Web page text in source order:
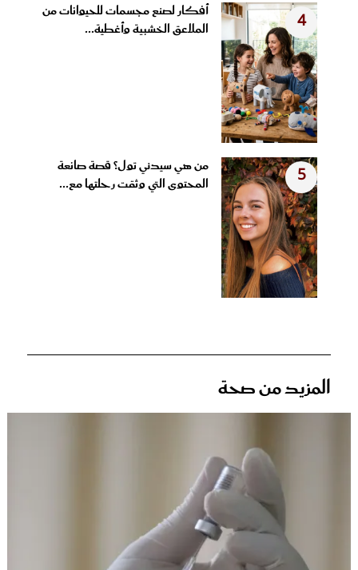
4
أفكار لصنع مجسمات للحيوانات من
الملاعق الخشبية وأغطية...
5
من هي سيدني تول؟ قصة صانعة
المحتوى التي وثقت رحلتها مع...
المزيد من صحة